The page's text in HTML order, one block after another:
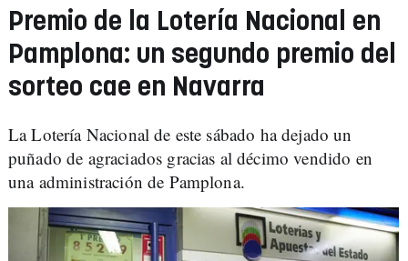
Premio de la Lotería Nacional en
Pamplona: un segundo premio del
sorteo cae en Navarra
La Lotería Nacional de este sábado ha dejado un
puñado de agraciados gracias al décimo vendido en
una administración de Pamplona.